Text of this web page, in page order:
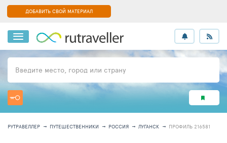
ДОБАВИТЬ СВОЙ МАТЕРИАЛ
Введите место, город или страну
РУТРАВЕЛЛЕР ПУТЕШЕСТВЕННИКИ РОССИЯ ЛУГАНСК ПРОФИЛЬ 216581